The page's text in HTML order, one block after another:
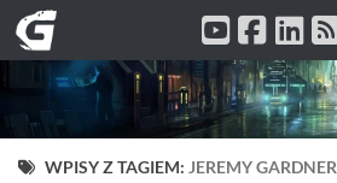
Przeskocz do treści
WPISY Z TAGIEM: JEREMY GARDNER